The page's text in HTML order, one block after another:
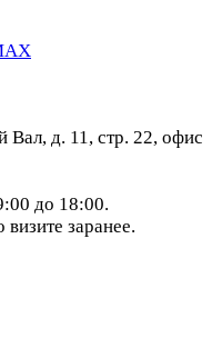
Вал, д. 11, стр. 22, офис
до 18:00.
заранее.